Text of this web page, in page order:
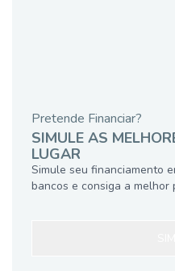
Pretende Financiar?
SIMULE AS
LUGAR
Simule seu financiamento
bancos e consiga a melhor